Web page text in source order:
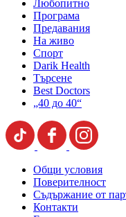
Любопитно
Програма
Предавания
На живо
Спорт
Darik Health
Търсене
Best Doctors
„40 до 40“
Общи условия
Поверителност
Съдържание от
Контакти